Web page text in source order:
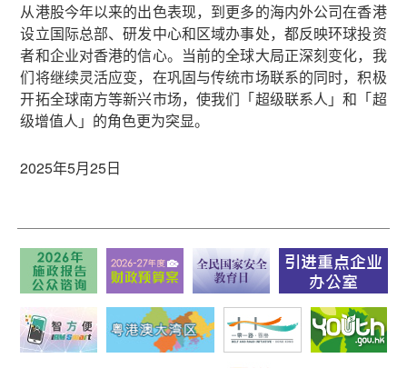
从港股今年以来的出色表现，到更多的海内外公司在香港
设立国际总部、研发中心和区域办事处，都反映环球投资
者和企业对香港的信心。当前的全球大局正深刻变化，我
们将继续灵活应变，在巩固与传统市场联系的同时，积极
开拓全球南方等新兴市场，使我们「超级联系人」和「超
级增值人」的角色更为突显。
2025年5月25日